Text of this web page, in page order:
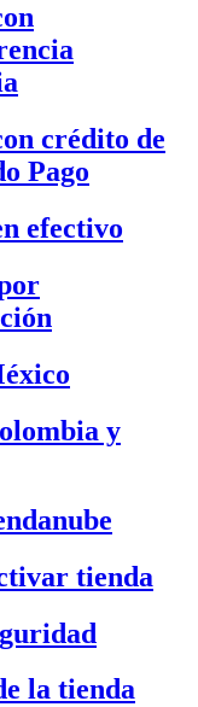
crédito de
Pago
efectivo
y
tienda
la tienda